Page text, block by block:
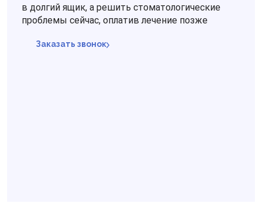
в долгий ящик, а решить стоматологические
проблемы сейчас, оплатив лечение позже
Заказать звонок